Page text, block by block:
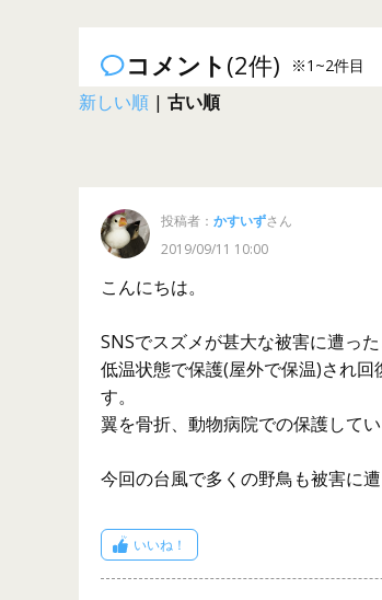
コメント (2件) ※1~2件目
新しい順 | 古い順
投稿者： かすいずさん
2019/09/11 10:00
こんにちは。
SNSでスズメが甚大な被害に遭っ
低温状態で保護(屋外で保温)され
す。
翼を骨折、動物病院での保護して
今回の台風で多くの野鳥も被害に遭
いいね！